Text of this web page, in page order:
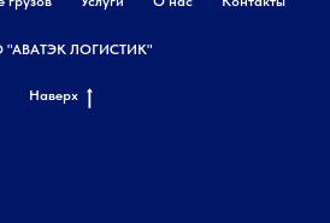
ЛОГИСТИК"
Наверх